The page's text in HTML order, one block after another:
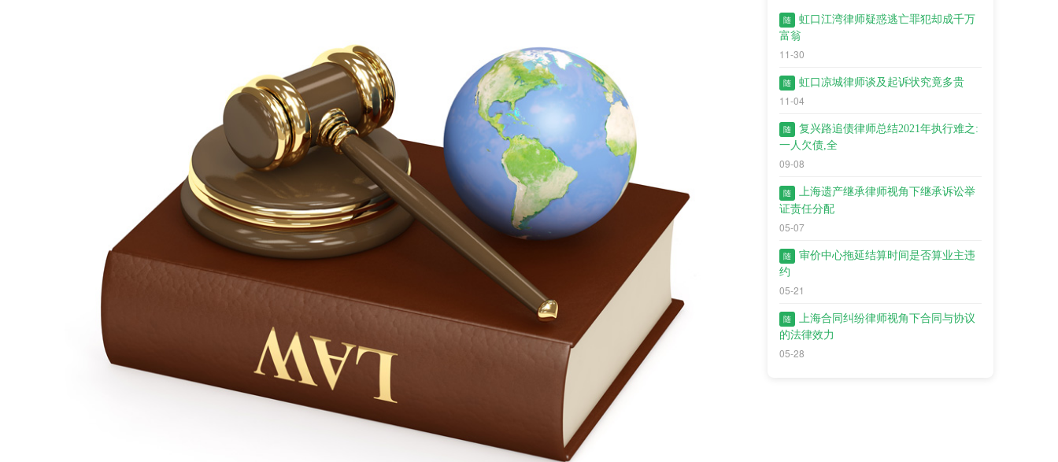
随
虹口江湾​律师疑惑逃亡罪犯却成千万
富翁
11-30
随 虹口凉城律师谈及起诉状究竟多贵
11-04
随
复兴路追债律师总结2021年执行难之:
一人欠债,全
09-08
随
上海遗产继承律师视角下继承诉讼举
证责任分配
05-07
随
审价中心拖延结算时间是否算业主违
约
05-21
随
上海合同纠纷律师视角下合同与协议
的法律效力
05-28